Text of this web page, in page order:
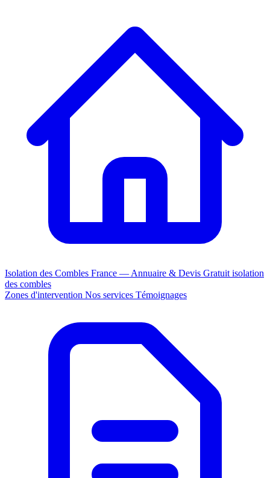
Isolation des Combles France — Annuaire & Devis Gratuit isolation
des combles
Zones d'intervention Nos services Témoignages